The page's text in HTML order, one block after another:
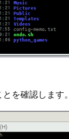
を確認します。